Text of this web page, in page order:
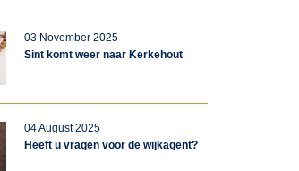
03 November 2025
Sint komt weer naar Kerkehout
04 August 2025
Heeft u vragen voor de wijkagent?